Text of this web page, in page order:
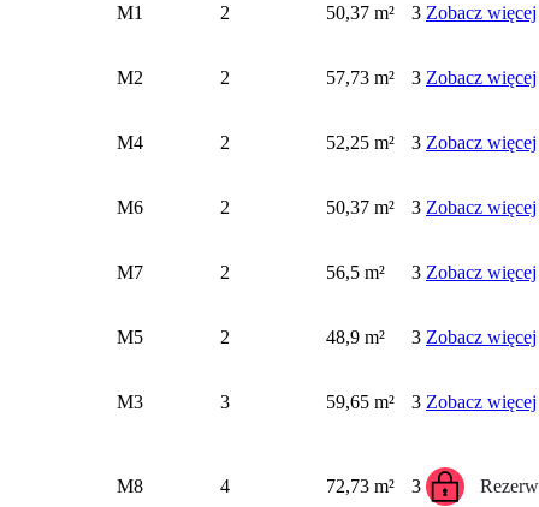
M1 2 50,37 m² 3 Zobacz więcej
M2 2 57,73 m² 3 Zobacz więcej
M4 2 52,25 m² 3 Zobacz więcej
M6 2 50,37 m² 3 Zobacz więcej
M7 2 56,5 m² 3 Zobacz więcej
M5 2 48,9 m² 3 Zobacz więcej
M3 3 59,65 m² 3 Zobacz więcej
M8 4 72,73 m² 3